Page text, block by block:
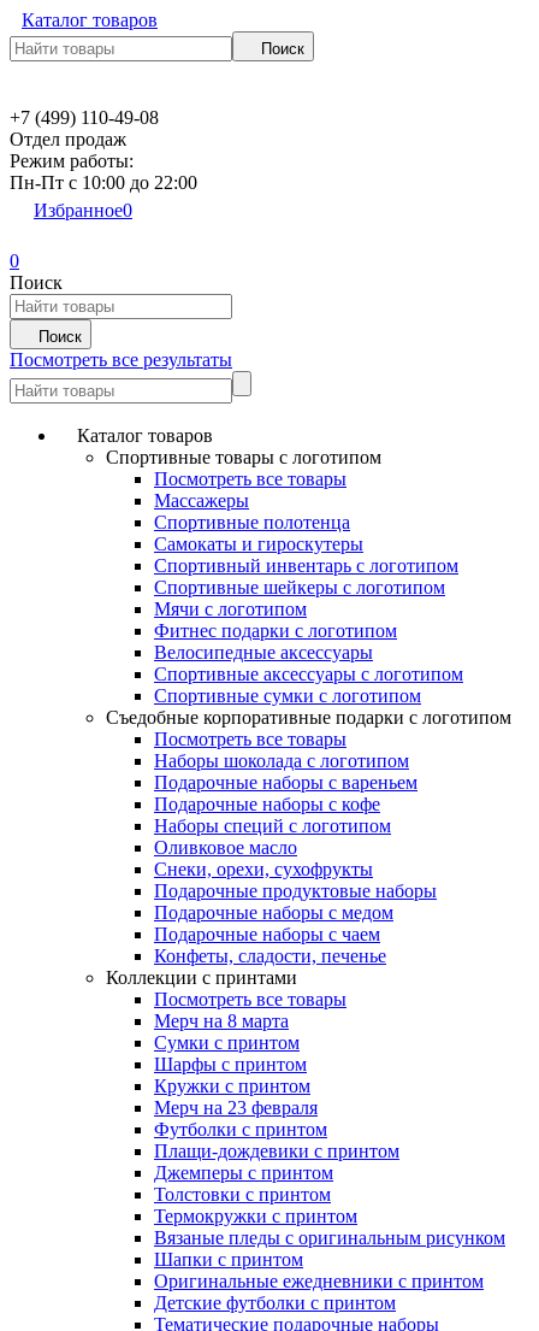
Каталог товаров
Поиск
+7 (499) 110-49-08
Отдел продаж
Режим работы:
Пн-Пт c 10:00 до 22:00
Избранное0
0
Поиск
Поиск
Посмотреть все результаты
Каталог товаров
Спортивные товары с логотипом
Посмотреть все товары
Массажеры
Спортивные полотенца
Самокаты и гироскутеры
Спортивный инвентарь с логотипом
Спортивные шейкеры с логотипом
Мячи с логотипом
Фитнес подарки с логотипом
Велосипедные аксессуары
Спортивные аксессуары с логотипом
Спортивные сумки с логотипом
Съедобные корпоративные подарки с логотипом
Посмотреть все товары
Наборы шоколада с логотипом
Подарочные наборы с вареньем
Подарочные наборы с кофе
Наборы специй с логотипом
Оливковое масло
Снеки, орехи, сухофрукты
Подарочные продуктовые наборы
Подарочные наборы с медом
Подарочные наборы с чаем
Конфеты, сладости, печенье
Коллекции с принтами
Посмотреть все товары
Мерч на 8 марта
Сумки с принтом
Шарфы с принтом
Кружки с принтом
Мерч на 23 февраля
Футболки с принтом
Плащи-дождевики с принтом
Джемперы с принтом
Толстовки с принтом
Термокружки с принтом
Вязаные пледы с оригинальным рисунком
Шапки с принтом
Оригинальные ежедневники с принтом
Детские футболки с принтом
Тематические подарочные наборы